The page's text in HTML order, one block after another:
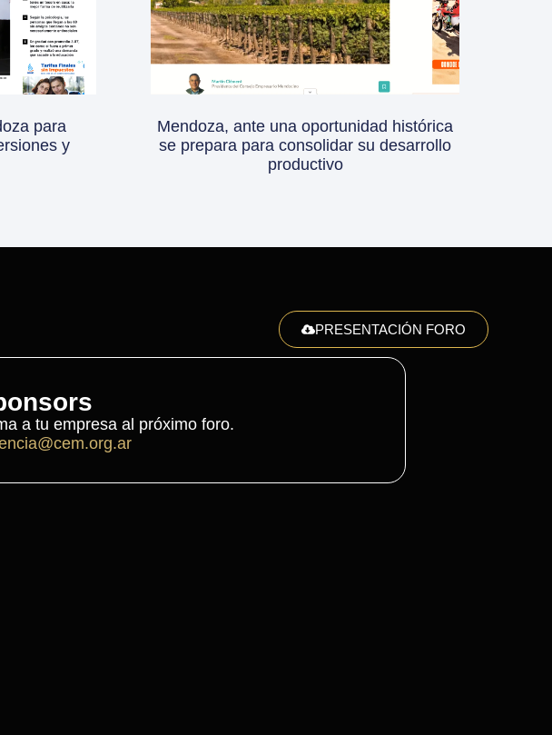
para
y
Mendoza, ante una oportunidad histórica
se prepara para consolidar su desarrollo
productivo
PRESENTACIÓN FORO
a tu empresa al próximo foro.